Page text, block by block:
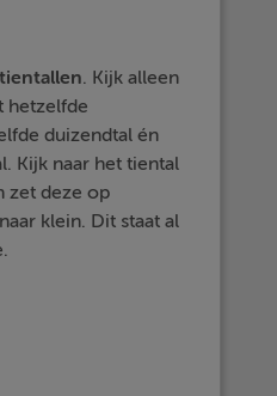
tientallen. Kijk alleen
hetzelfde
duizendtal én
Kijk naar het tiental
zet deze op
klein. Dit staat al